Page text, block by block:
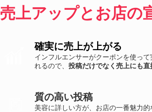
売上アップとお店の
確実に売上が上がる
インフルエンサーがクーポンを使って
れるので、 投稿だけでなく売上にも
質の高い投稿
美容に詳しい方が、お店の一番魅力的